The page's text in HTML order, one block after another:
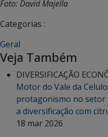
Foto: David Majella
Categorias :
Geral
Veja Também
DIVERSIFICAÇÃO
Motor do Vale da
protagonismo no setor
a diversificação com
18 mar 2026